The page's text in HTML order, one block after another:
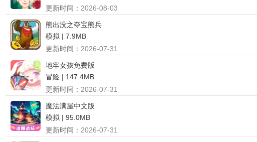
更新时间： 2026-08-03
熊出没之夺宝熊兵
模拟 | 7.9MB
更新时间： 2026-07-31
地牢女孩免费版
冒险 | 147.4MB
更新时间： 2026-07-31
魔法满屋中文版
模拟 | 95.0MB
更新时间： 2026-07-31